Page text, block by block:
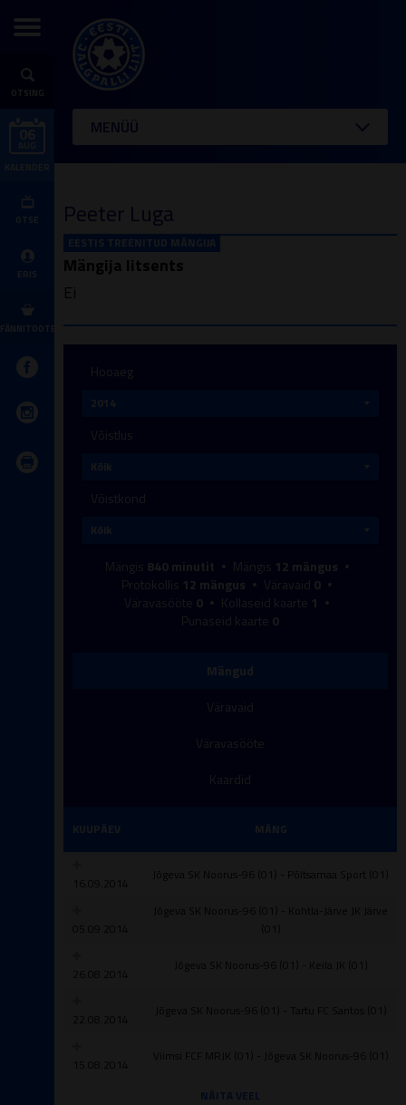
OTSING
OTSE
ERIS
FÄNNITOOTED
MENÜÜ
EESTIS TREENITUD MÄNGIJA
Peeter Luga
Mängija litsents
Ei
Hooaeg
Võistlus
Võistkond
Mängis 840minutit Mängis 12 mängus
Protokollis 12 mängus Väravaid 0
Väravasööte 0 Kollaseid kaarte 1
Punaseid kaarte 0
Mängud
Väravaid
Väravasööte
Kaardid
KUUPÄEV MÄNG
16.09.2014
Jõgeva SK Noorus-96 (01) - Põltsamaa Sport (01)
05.09.2014
Jõgeva SK Noorus-96 (01) - Kohtla-Järve JK Järve
26.08.2014
Jõgeva SK Noorus-96 (01) - Keila JK (01)
22.08.2014
Jõgeva SK Noorus-96 (01) - Tartu FC Santos (01)
15.08.2014
Viimsi FCF MRJK (01) - Jõgeva SK Noorus-96 (01)
NÄITA VEEL